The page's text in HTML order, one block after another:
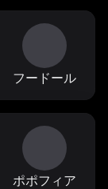
フードール
ポポフィア